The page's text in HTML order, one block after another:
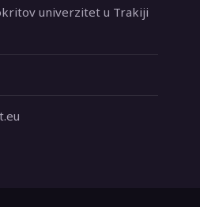
univerzitet u Trakiji